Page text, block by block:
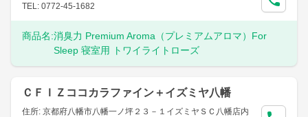
TEL: 0772-45-1682
商品名:消臭力 Premium Aroma（プレミアムアロマ）For
Sleep 寝室用 トワイライトローズ
ＣＦＩＺココカラファイン＋イズミヤ八幡
住所: 京都府八幡市八幡一ノ坪２３－１イズミヤＳＣ八幡店内